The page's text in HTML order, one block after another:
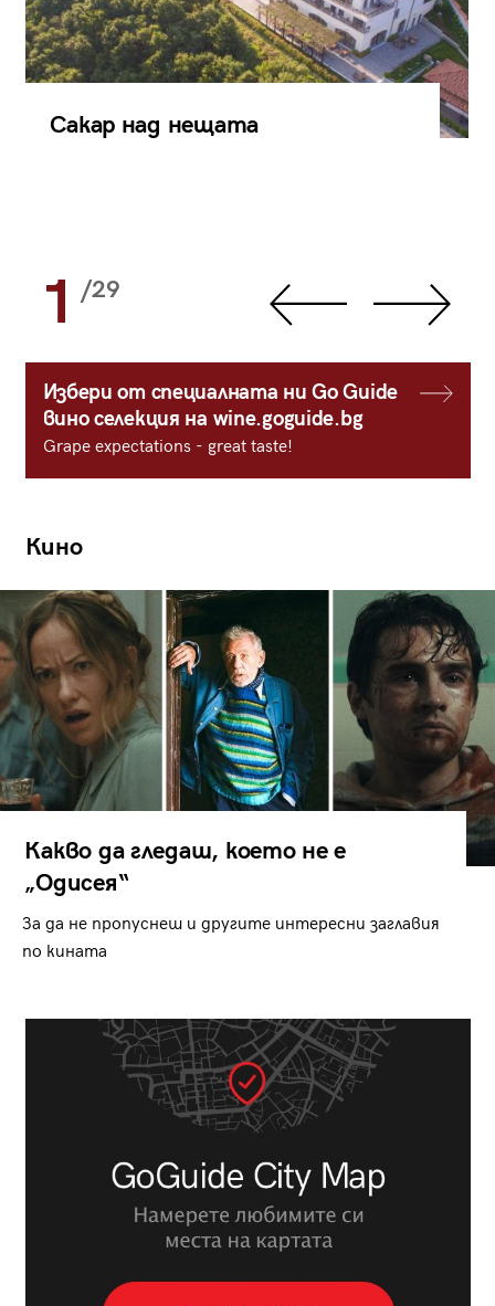
Сакар над нещата
1 /29
Избери от специалната ни Go Guide
вино селекция на wine.goguide.bg
Grape expectations - great taste!
Кино
Какво да гледаш, което не е
„Одисея“
За да не пропуснеш и другите интересни заглавия
по кината